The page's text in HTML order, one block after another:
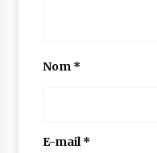
Nom *
E-mail*